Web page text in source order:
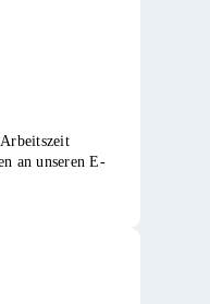
an unseren E-